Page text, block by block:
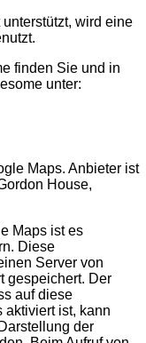
wird eine
finden Sie und in
unter:
Maps. Anbieter ist
House,
Maps ist es
Diese
Server von
gespeichert. Der
auf diese
aktiviert ist, kann
der